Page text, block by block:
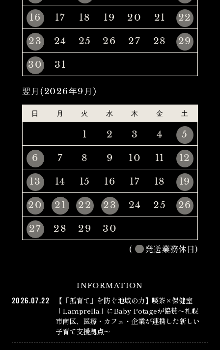
16
17 18 19 20 21
22
23
24 25 26 27 28
29
30
31
翌月(2026年9月)
日 月 火 水 木 金 土
1 2 3 4
5
6
7 8 9 10 11
12
13
14 15 16 17 18
19
20
21 22 23 24 25
26
27
28 29
30
(
発送業務休日)
INFORMATION
2026.07.22
【「孤育て」を防ぐ地域の力】喫茶×保健室
「Lamprella」にBaby Potageが協賛〜札幌
市南区、医療・カフェ・企業が連携した新しい
子育て支援拠点〜